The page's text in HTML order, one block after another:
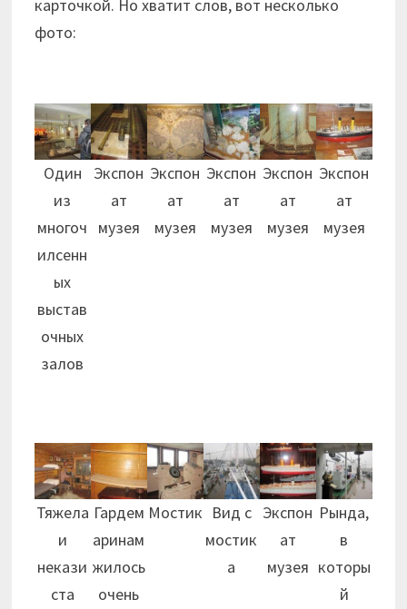
карточкой. Но хватит слов, вот несколько
фото:
Один
из
многоч
илсенн
ых
выстав
очных
залов
Экспон
ат
музея
Экспон
ат
музея
Экспон
ат
музея
Экспон
ат
музея
Экспон
ат
музея
Тяжела
и
некази
ста
Гардем
аринам
жилось
очень
Мостик Вид с
мостик
а
Экспон
ат
музея
Рында,
в
которы
й